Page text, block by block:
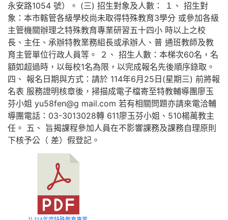
永安路1054 號）。 (三) 招生對象及人數： １、 招生對
象：本市轄管各級學校尚未取得特殊教育3學分 或參加各級
主管機關辦理之特殊教育專業研習五十四小 時以上之校
長、主任、承辦特教業務組長或承辦人、普 通班教師及教
育主管單位行政人員等。 ２、 招生人數：本梯次60名，名
額如超過時，以每校1名為限，以完成報名先後順序錄取。
四、 報名日期與方式：請於 114年6月25日(星期三) 前將報
名表 服務證明核章後，掃描成電子檔寄至特教輔導團廖玉
芬小姐 yu58fen@g mail.com 若有相關問題亦請來電洽輔
導團電話：03-3013028轉 611廖玉芬小姐、510楊萬教主
任。 五、 旨揭課程參加人員在不影響課務及課務自理原則
下核予公（ 差）假登記。